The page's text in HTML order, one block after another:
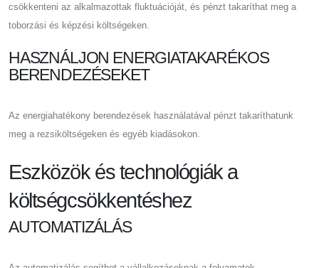
csökkenteni az alkalmazottak fluktuációját, és pénzt takaríthat meg a
toborzási és képzési költségeken.
HASZNÁLJON ENERGIATAKARÉKOS
BERENDEZÉSEKET
Az energiahatékony berendezések használatával pénzt takaríthatunk
meg a rezsiköltségeken és egyéb kiadásokon.
Eszközök és technológiák a
költségcsökkentéshez
AUTOMATIZÁLÁS